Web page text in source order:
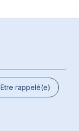
Etre rappelé(e)